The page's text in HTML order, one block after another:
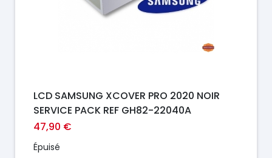
LCD SAMSUNG XCOVER PRO 2020 NOIR
SERVICE PACK REF GH82-22040A
47,90 €
Épuisé